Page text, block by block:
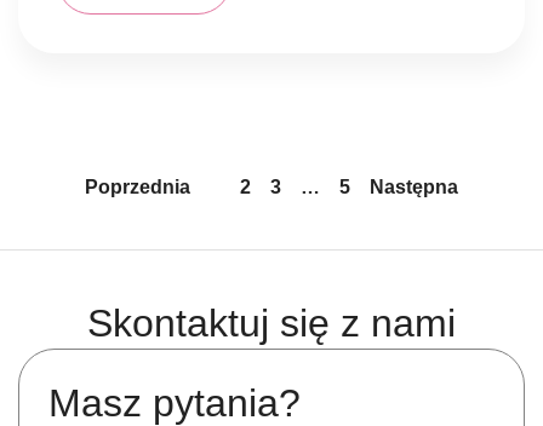
Poprzednia 2 3 … 5 Następna
Skontaktuj się z nami
Masz pytania?